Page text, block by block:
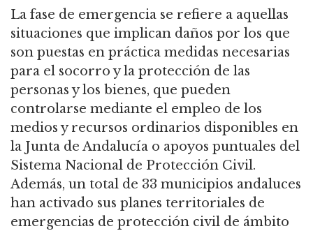
La fase de emergencia se refiere a aquellas
situaciones que implican daños por los que
son puestas en práctica medidas necesarias
para el socorro y la protección de las
personas y los bienes, que pueden
controlarse mediante el empleo de los
medios y recursos ordinarios disponibles en
la Junta de Andalucía o apoyos puntuales del
Sistema Nacional de Protección Civil.
Además, un total de 33 municipios andaluces
han activado sus planes territoriales de
emergencias de protección civil de ámbito